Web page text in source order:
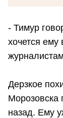
- Тимур
хочется ему
Дерзкое
Морозовска
назад. Ему